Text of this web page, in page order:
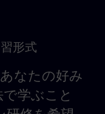
形式
なたの好み
学ぶこと